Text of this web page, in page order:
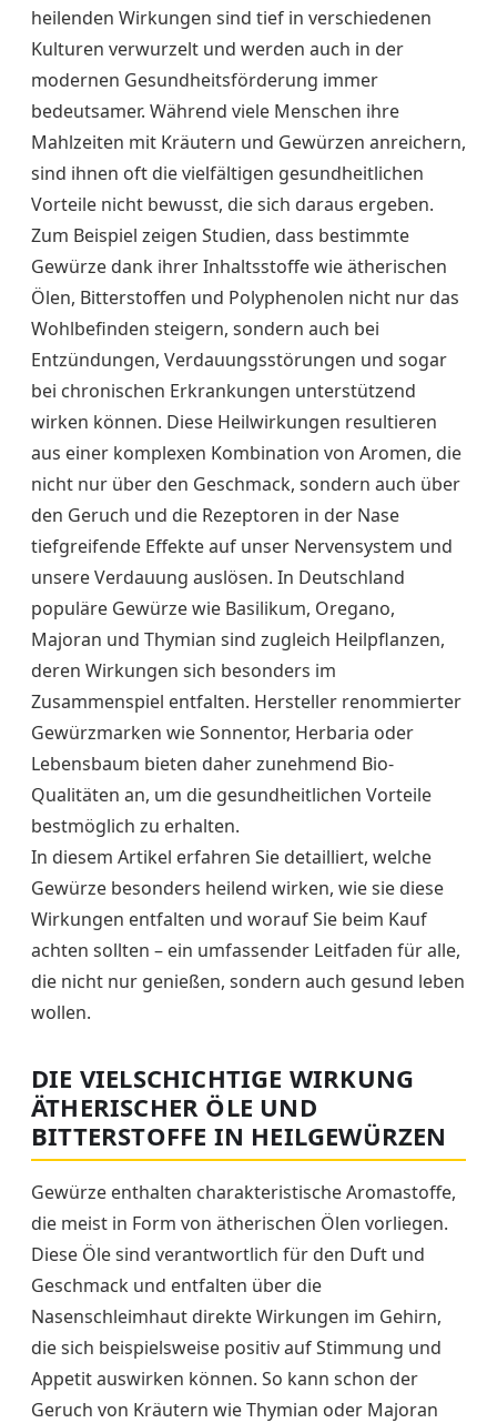
heilenden Wirkungen sind tief in verschiedenen
Kulturen verwurzelt und werden auch in der
modernen Gesundheitsförderung immer
bedeutsamer. Während viele Menschen ihre
Mahlzeiten mit Kräutern und Gewürzen anreichern,
sind ihnen oft die vielfältigen gesundheitlichen
Vorteile nicht bewusst, die sich daraus ergeben.
Zum Beispiel zeigen Studien, dass bestimmte
Gewürze dank ihrer Inhaltsstoffe wie ätherischen
Ölen, Bitterstoffen und Polyphenolen nicht nur das
Wohlbefinden steigern, sondern auch bei
Entzündungen, Verdauungsstörungen und sogar
bei chronischen Erkrankungen unterstützend
wirken können. Diese Heilwirkungen resultieren
aus einer komplexen Kombination von Aromen, die
nicht nur über den Geschmack, sondern auch über
den Geruch und die Rezeptoren in der Nase
tiefgreifende Effekte auf unser Nervensystem und
unsere Verdauung auslösen. In Deutschland
populäre Gewürze wie Basilikum, Oregano,
Majoran und Thymian sind zugleich Heilpflanzen,
deren Wirkungen sich besonders im
Zusammenspiel entfalten. Hersteller renommierter
Gewürzmarken wie Sonnentor, Herbaria oder
Lebensbaum bieten daher zunehmend Bio-
Qualitäten an, um die gesundheitlichen Vorteile
bestmöglich zu erhalten.
In diesem Artikel erfahren Sie detailliert, welche
Gewürze besonders heilend wirken, wie sie diese
Wirkungen entfalten und worauf Sie beim Kauf
achten sollten – ein umfassender Leitfaden für alle,
die nicht nur genießen, sondern auch gesund leben
wollen.
DIE VIELSCHICHTIGE WIRKUNG
ÄTHERISCHER ÖLE UND
BITTERSTOFFE IN HEILGEWÜRZEN
Gewürze enthalten charakteristische Aromastoffe,
die meist in Form von ätherischen Ölen vorliegen.
Diese Öle sind verantwortlich für den Duft und
Geschmack und entfalten über die
Nasenschleimhaut direkte Wirkungen im Gehirn,
die sich beispielsweise positiv auf Stimmung und
Appetit auswirken können. So kann schon der
Geruch von Kräutern wie Thymian oder Majoran